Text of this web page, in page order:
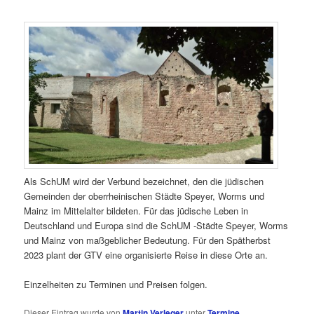
Als SchUM wird der Verbund bezeichnet, den die jüdischen
Gemeinden der oberrheinischen Städte Speyer, Worms und
Mainz im Mittelalter bildeten. Für das jüdische Leben in
Deutschland und Europa sind die SchUM -Städte Speyer, Worms
und Mainz von maßgeblicher Bedeutung. Für den Spätherbst
2023 plant der GTV eine organisierte Reise in diese Orte an.
Einzelheiten zu Terminen und Preisen folgen.